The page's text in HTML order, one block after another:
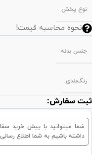
نوع پخش
نحوه محاسبه قیمت!
جنس بدنه
رنگ‌بندی
ثبت سفارش:
شما میتوانید با پیش خرید
داشته باشیم به شما اطلاع